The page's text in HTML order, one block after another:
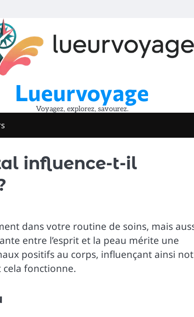
Lueurvoyage
Voyagez, explorez, savourez.
influence-t-il
dans votre routine de soins, mais
entre l’esprit et la peau mérite une
positifs au corps, influençant ainsi
cela fonctionne.